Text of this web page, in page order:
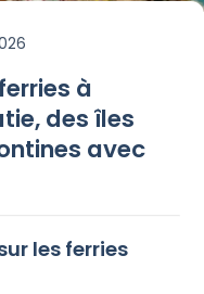
à
des îles
avec
les ferries